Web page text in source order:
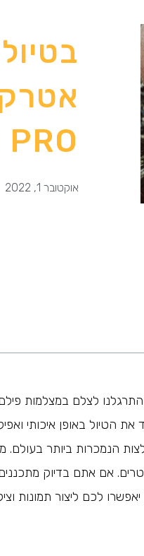
PRO
אוקטובר 1, 2022
לצלם במצלמות
באופן איכותי
הנמכרות ביותר בעולם.
אם אתם בדיוק
לכם ליצור תמונות